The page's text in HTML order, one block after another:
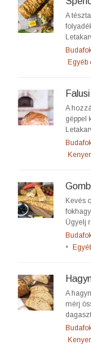
A
Egyéb
A
géppel
Kevés
Ügyelj
•
A
mérj